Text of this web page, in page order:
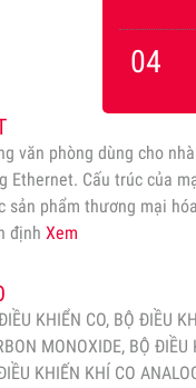
04
văn phòng dùng cho
Ethernet. Cấu trúc của
sản phẩm thương mại
định Xem
KHIỂN CO, BỘ ĐIỀU
MONOXIDE, BỘ
KHIẾN KHÍ CO